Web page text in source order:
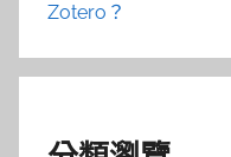
Zotero？